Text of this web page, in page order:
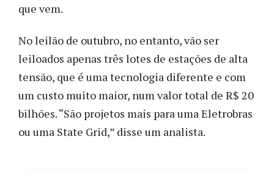
que vem.
No leilão de outubro, no entanto, vão ser
leiloados apenas três lotes de estações de alta
tensão, que é uma tecnologia diferente e com
um custo muito maior, num valor total de R$ 20
bilhões. “São projetos mais para uma Eletrobras
ou uma State Grid,” disse um analista.